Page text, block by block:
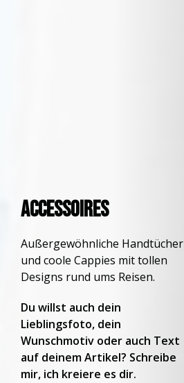
ACCESSOIRES
Außergewöhnliche Handtücher
und coole Cappies mit tollen
Designs rund ums Reisen.
Du willst auch dein
Lieblingsfoto, dein
Wunschmotiv oder auch Text
auf deinem Artikel? Schreibe
mir, ich kreiere es dir.